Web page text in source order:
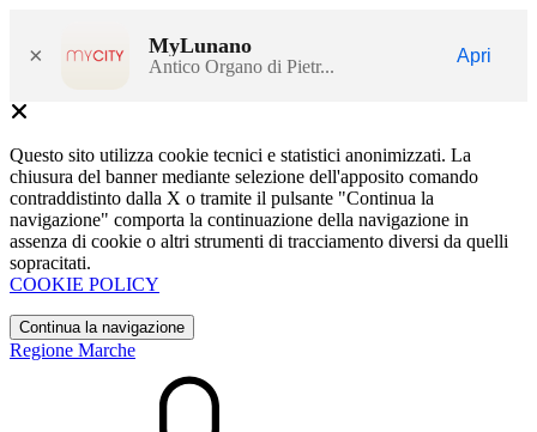
× MyLunano
Antico Organo di Pietr...
Apri
Questo sito utilizza cookie tecnici e statistici anonimizzati. La
chiusura del banner mediante selezione dell'apposito comando
contraddistinto dalla X o tramite il pulsante "Continua la
navigazione" comporta la continuazione della navigazione in
assenza di cookie o altri strumenti di tracciamento diversi da quelli
sopracitati.
COOKIE POLICY
Continua la navigazione
Regione Marche